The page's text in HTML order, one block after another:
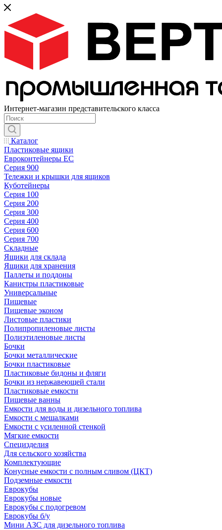
Интернет-магазин представительского класса
Каталог
Пластиковые ящики
Евроконтейнеры ЕС
Серия 900
Тележки и крышки для ящиков
Куботейнеры
Серия 100
Серия 200
Серия 300
Серия 400
Серия 600
Серия 700
Складные
Ящики для склада
Ящики для хранения
Паллеты и поддоны
Канистры пластиковые
Универсальные
Пищевые
Пищевые эконом
Листовые пластики
Полипропиленовые листы
Полиэтиленовые листы
Бочки
Бочки металлические
Бочки пластиковые
Пластиковые бидоны и фляги
Бочки из нержавеющей стали
Пластиковые емкости
Пищевые ванны
Емкости для воды и дизельного топлива
Емкости с мешалками
Емкости с усиленной стенкой
Мягкие емкости
Специзделия
Для сельского хозяйства
Комплектующие
Конусные емкости с полным сливом (ЦКТ)
Подземные емкости
Еврокубы
Еврокубы новые
Еврокубы с подогревом
Еврокубы б/у
Мини АЗС для дизельного топлива